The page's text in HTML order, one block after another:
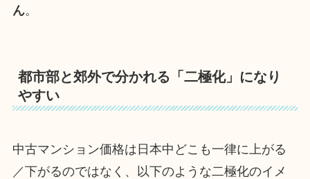
ん。
都市部と郊外で分かれる「二極化」になり
やすい
中古マンション価格は日本中どこも一律に上がる
／下がるのではなく、以下のような二極化のイメ